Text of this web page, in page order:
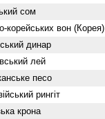
сом
корейських вон (Корея)
динар
лей
песо
рингіт
крона